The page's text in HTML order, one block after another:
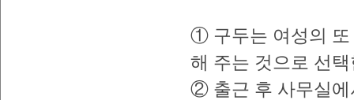
① 구두는 여성의 또
해 주는 것으로 선
② 출근 후 사무실에